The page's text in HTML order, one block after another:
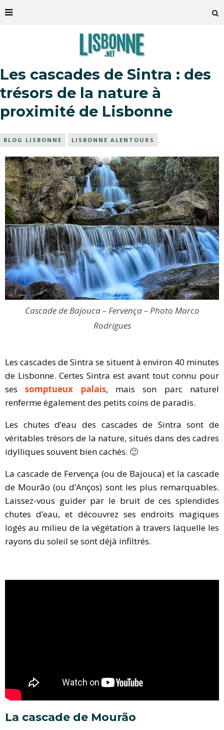
Les cascades de Sintra : des
trésors de la nature à
proximité de Lisbonne
BLOG LISBONNE LISBONNE ALENTOURS
Cascade de Bajouca – Fervença – Photo Marco
Rodrigues
Les cascades de Sintra se situent à environ 40 minutes
de Lisbonne. Certes Sintra est avant tout connu pour
sessomptueux palais, mais son parc naturel
renferme également des petits coins de paradis.
Les chutes d’eau des cascades de Sintra sont de
véritables trésors de la nature, situés dans des cadres
idylliques souvent bien cachés. 🙂
La cascade de Fervença (ou de Bajouca) et la cascade
de Mourão (ou d’Anços) sont les plus remarquables.
Laissez-vous guider par le bruit de ces splendides
chutes d’eau, et découvrez ses endroits magiques
logés au milieu de la végétation à travers laquelle les
rayons du soleil se sont déjà infiltrés.
La cascade de Mourão